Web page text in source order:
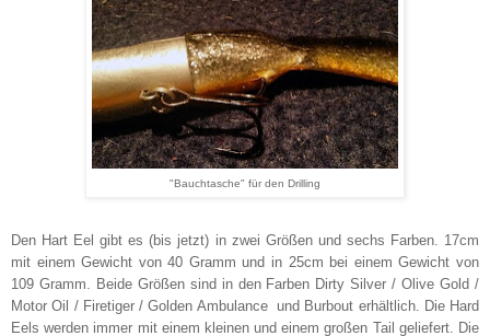
"Bauchtasche" für den Drilling
Den Hart Eel gibt es (bis jetzt) in zwei Größen und sechs Farben. 17cm
mit einem Gewicht von 40 Gramm und in 25cm bei einem Gewicht von
109 Gramm. Beide Größen sind in den Farben Dirty Silver / Olive Gold /
Motor Oil / Firetiger / Golden Ambulance und Burbout erhältlich. Die Hard
Eels werden immer mit einem kleinen und einem großen Tail geliefert. Die